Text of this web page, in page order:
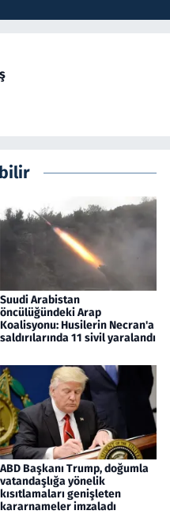
Suudi Arabistan
öncülüğündeki Arap
Koalisyonu: Husilerin Necran'a
saldırılarında 11 sivil yaralandı
ABD Başkanı Trump, doğumla
vatandaşlığa yönelik
kısıtlamaları genişleten
kararnameler imzaladı